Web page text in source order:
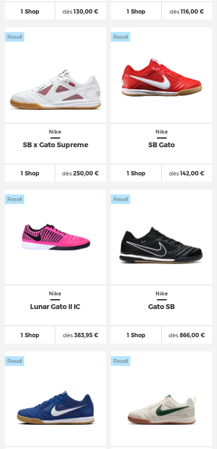
1 Shop dès130,00 € 1 Shop dès116,00 €
Nike
SB x Gato Supreme
1 Shop
Resell
dès 250,00 €
Nike
SB Gato
1 Shop
Resell
dès142,00 €
Nike
Lunar Gato II IC
1 Shop
Resell
dès383,95 €
Nike
Gato SB
1 Shop
Resell
dès 866,00 €
Resell Resell